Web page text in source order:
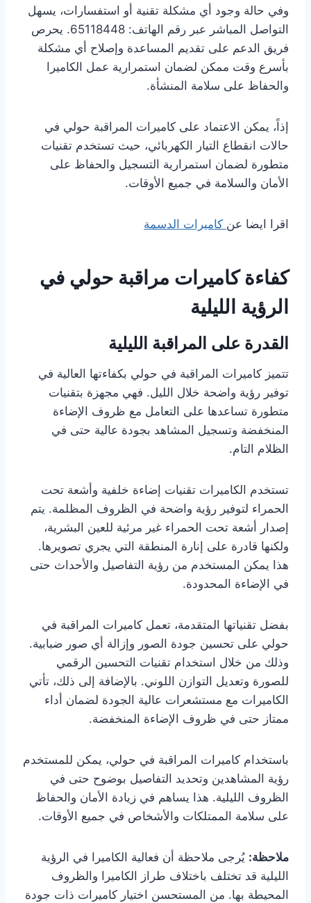
وفي حالة وجود أي مشكلة تقنية أو استفسارات، يسهل
التواصل المباشر عبر رقم الهاتف: 65118448. يحرص
فريق الدعم على تقديم المساعدة وإصلاح أي مشكلة
بأسرع وقت ممكن لضمان استمرارية عمل الكاميرا
والحفاظ على سلامة المنشأة.
إذاً، يمكن الاعتماد على كاميرات المراقبة حولي في
حالات انقطاع التيار الكهربائي، حيث تستخدم تقنيات
متطورة لضمان استمرارية التسجيل والحفاظ على
الأمان والسلامة في جميع الأوقات.
اقرا ايضا عن كاميرات الدسمة
كفاءة كاميرات مراقبة حولي في
الرؤية الليلية
القدرة على المراقبة الليلية
تتميز كاميرات المراقبة في حولي بكفاءتها العالية في
توفير رؤية واضحة خلال الليل. فهي مجهزة بتقنيات
متطورة تساعدها على التعامل مع ظروف الإضاءة
المنخفضة وتسجيل المشاهد بجودة عالية حتى في
الظلام التام.
تستخدم الكاميرات تقنيات إضاءة خلفية وأشعة تحت
الحمراء لتوفير رؤية واضحة في الظروف المظلمة. يتم
إصدار أشعة تحت الحمراء غير مرئية للعين البشرية،
ولكنها قادرة على إنارة المنطقة التي يجري تصويرها.
هذا يمكن المستخدم من رؤية التفاصيل والأحداث حتى
في الإضاءة المحدودة.
بفضل تقنياتها المتقدمة، تعمل كاميرات المراقبة في
حولي على تحسين جودة الصور وإزالة أي صور ضبابية.
وذلك من خلال استخدام تقنيات التحسين الرقمي
للصورة وتعديل التوازن اللوني. بالإضافة إلى ذلك، تأتي
الكاميرات مع مستشعرات عالية الجودة لضمان أداء
ممتاز حتى في ظروف الإضاءة المنخفضة.
باستخدام كاميرات المراقبة في حولي، يمكن للمستخدم
رؤية المشاهدين وتحديد التفاصيل بوضوح حتى في
الظروف الليلية. هذا يساهم في زيادة الأمان والحفاظ
على سلامة الممتلكات والأشخاص في جميع الأوقات.
ملاحظة: يُرجى ملاحظة أن فعالية الكاميرا في الرؤية
الليلية قد تختلف باختلاف طراز الكاميرا والظروف
المحيطة بها. من المستحسن اختيار كاميرات ذات جودة